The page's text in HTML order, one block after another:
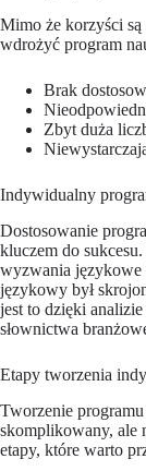
Mimo że korzyści
wdrożyć program
Brak
Zbyt duża
Indywidualny
Dostosowanie
kluczem do
wyzwania językowe
językowy był
jest to dzięki
słownictwa
Etapy tworzenia
Tworzenie
skomplikowany, ale
etapy, które warto